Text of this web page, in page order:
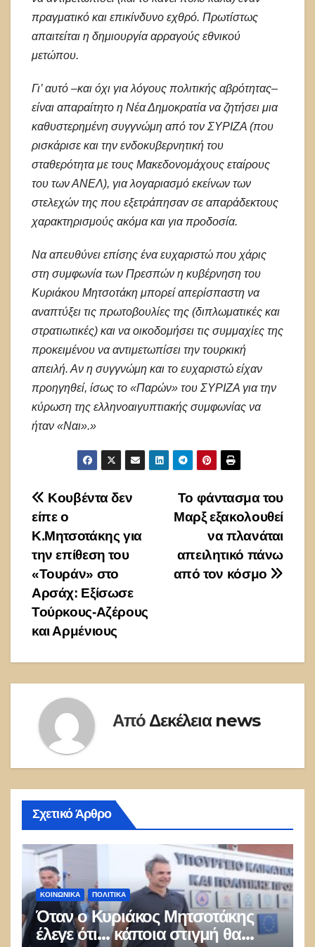
πραγματικό και επικίνδυνο εχθρό. Πρωτίστως
απαιτείται η δημιουργία αρραγούς εθνικού
μετώπου.
Γι’ αυτό –και όχι για λόγους πολιτικής αβρότητας–
είναι απαραίτητο η Νέα Δημοκρατία να ζητήσει μια
καθυστερημένη συγγνώμη από τον ΣΥΡΙΖΑ (που
ρισκάρισε και την ενδοκυβερνητική του
σταθερότητα με τους Μακεδονομάχους εταίρους
του των ΑΝΕΛ), για λογαριασμό εκείνων των
στελεχών της που εξετράπησαν σε απαράδεκτους
χαρακτηρισμούς ακόμα και για προδοσία.
Να απευθύνει επίσης ένα ευχαριστώ που χάρις
στη συμφωνία των Πρεσπών η κυβέρνηση του
Κυριάκου Μητσοτάκη μπορεί απερίσπαστη να
αναπτύξει τις πρωτοβουλίες της (διπλωματικές και
στρατιωτικές) και να οικοδομήσει τις συμμαχίες της
προκειμένου να αντιμετωπίσει την τουρκική
απειλή. Αν η συγγνώμη και το ευχαριστώ είχαν
προηγηθεί, ίσως το «Παρών» του ΣΥΡΙΖΑ για την
κύρωση της ελληνοαιγυπτιακής συμφωνίας να
ήταν «Ναι».»
Πλοήγηση
άρθρων
Το φάντασμα του
Μαρξ εξακολουθεί
να πλανάται
απειλητικό πάνω
από τον κόσμο
Κουβέντα δεν
είπε ο
Κ.Μητσοτάκης για
την επίθεση του
«Τουράν» στο
Αρσάχ: Εξίσωσε
Τούρκους-Αζέρους
και Αρμένιους
Από Δεκέλεια news
Σχετικό Άρθρο
ΚΟΙΝΩΝΙΚΑ ΠΟΛΙΤΙΚΑ
Όταν ο Κυριάκος Μητσοτάκης
έλεγε ότι… κάποια στιγμή θα